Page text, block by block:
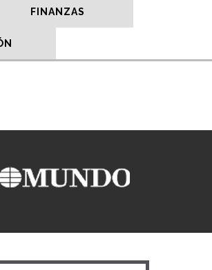
FINANZAS